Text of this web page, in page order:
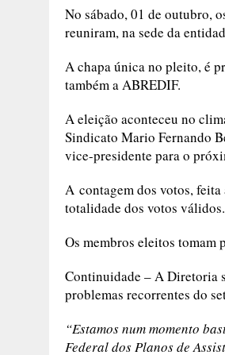
No sábado, 01 de outubro,
reuniram, na sede da
A chapa única no pleito, é
também a ABREDIF.
A eleição aconteceu no
Sindicato Mario Fernando
vice-presidente para o
A contagem dos votos,
totalidade dos votos
Os membros eleitos tomam
Continuidade –A Diretoria
problemas recorrentes do
“Estamos num momento
Federal dos Planos de